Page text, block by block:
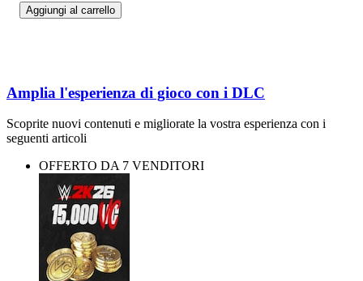
Aggiungi al carrello
Amplia l'esperienza di gioco con i DLC
Scoprite nuovi contenuti e migliorate la vostra esperienza con i
seguenti articoli
OFFERTO DA 7 VENDITORI